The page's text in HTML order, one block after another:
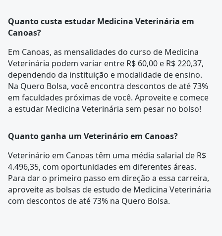
Quanto custa estudar Medicina Veterinária em
Canoas?
Em Canoas, as mensalidades do curso de Medicina
Veterinária podem variar entre R$ 60,00 e R$ 220,37,
dependendo da instituição e modalidade de ensino.
Na Quero Bolsa, você encontra descontos de até 73%
em faculdades próximas de você. Aproveite e comece
a estudar Medicina Veterinária sem pesar no bolso!
Quanto ganha um Veterinário em Canoas?
Veterinário em Canoas têm uma média salarial de R$
4.496,35, com oportunidades em diferentes áreas.
Para dar o primeiro passo em direção a essa carreira,
aproveite as bolsas de estudo de Medicina Veterinária
com descontos de até 73% na Quero Bolsa.